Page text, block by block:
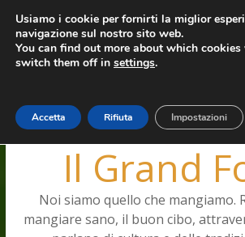
Salta
contenuto
giovedì, Agosto 6, 2026
Ultimo: Capodimonte, ritorna la tavola
Pizza a Corte
Le carote, alleate della pelle e
Il Grand
Noi siamo quello che mangiamo.
mangiare sano, il buon cibo,
Usiamo i cookie per fornirti la miglior
navigazione sul nostro sito web.
You can find out more about which cookies
switch them off in settings.
Accetta Rifiuta Impostazioni